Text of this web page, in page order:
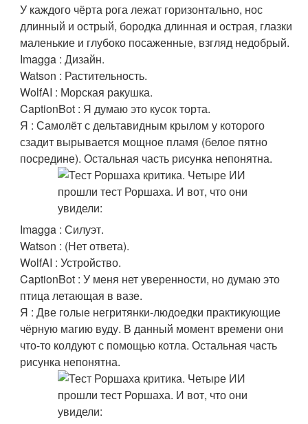
У каждого чёрта рога лежат горизонтально, нос
длинный и острый, бородка длинная и острая, глазки
маленькие и глубоко посаженные, взгляд недобрый.
Imagga : Дизайн.
Watson : Растительность.
WolfAI : Морская ракушка.
CaptionBot : Я думаю это кусок торта.
Я : Самолёт с дельтавидным крылом у которого
сзадит вырывается мощное пламя (белое пятно
посредине). Остальная часть рисунка непонятна.
Imagga : Силуэт.
Watson : (Нет ответа).
WolfAI : Устройство.
CaptionBot : У меня нет уверенности, но думаю это
птица летающая в вазе.
Я : Две голые негритянки-людоедки практикующие
чёрную магию вуду. В данный момент времени они
что-то колдуют с помощью котла. Остальная часть
рисунка непонятна.